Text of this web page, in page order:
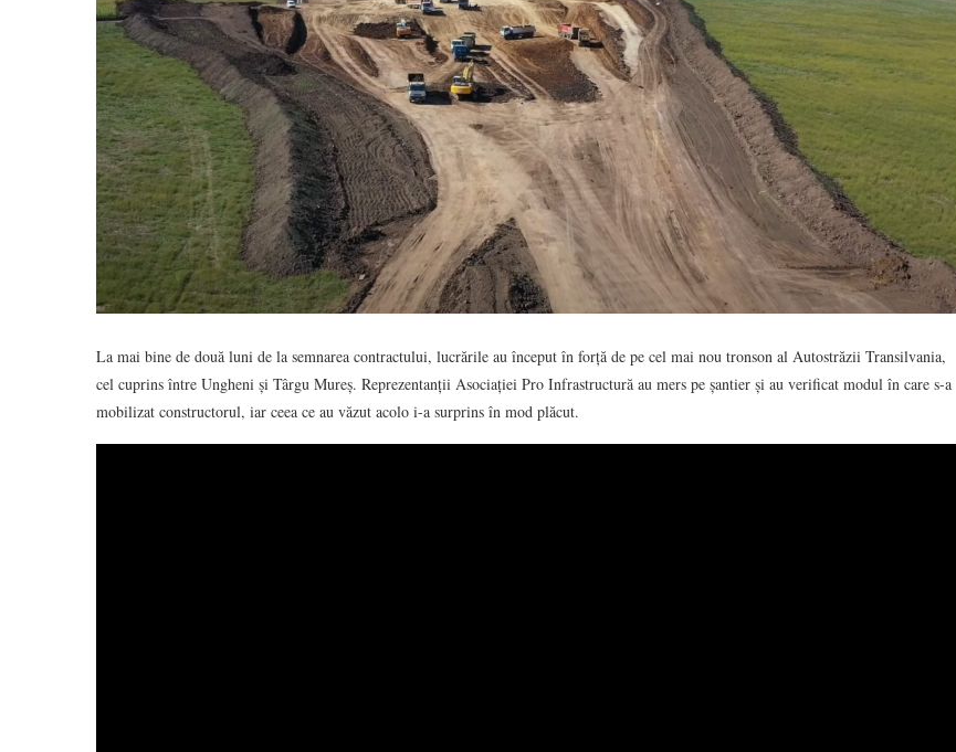
La mai bine de două luni de la semnarea contractului, lucrările au început în forță de pe cel mai nou tronson al Autostrăzii Transilvania,
cel cuprins între Ungheni și Târgu Mureș. Reprezentanții Asociației Pro Infrastructură au mers pe șantier și au verificat modul în care s-a
mobilizat constructorul, iar ceea ce au văzut acolo i-a surprins în mod plăcut.